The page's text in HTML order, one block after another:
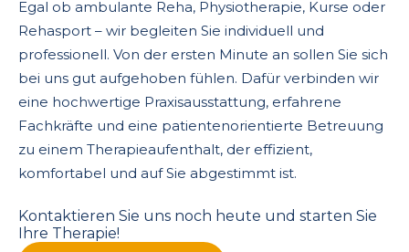
Egal ob ambulante Reha, Physiotherapie, Kurse oder
Rehasport – wir begleiten Sie individuell und
professionell. Von der ersten Minute an sollen Sie sich
bei uns gut aufgehoben fühlen. Dafür verbinden wir
eine hochwertige Praxisausstattung, erfahrene
Fachkräfte und eine patientenorientierte Betreuung
zu einem Therapieaufenthalt, der effizient,
komfortabel und auf Sie abgestimmt ist.
Kontaktieren Sie uns noch heute und starten Sie
Ihre Therapie!